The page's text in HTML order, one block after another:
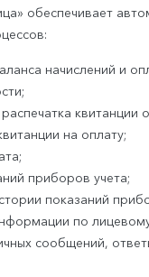
обеспечивает
начислений и
квитанции
на оплату;
приборов учета;
показаний
по лицевому
сообщений,